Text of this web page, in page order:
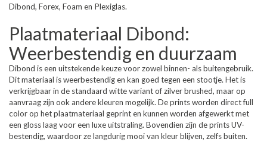
Dibond, Forex, Foam en Plexiglas.
Plaatmateriaal Dibond:
Weerbestendig en duurzaam
Dibond is een uitstekende keuze voor zowel binnen- als buitengebruik.
Dit materiaal is weerbestendig en kan goed tegen een stootje. Het is
verkrijgbaar in de standaard witte variant of zilver brushed, maar op
aanvraag zijn ook andere kleuren mogelijk. De prints worden direct full
color op het plaatmateriaal geprint en kunnen worden afgewerkt met
een gloss laag voor een luxe uitstraling. Bovendien zijn de prints UV-
bestendig, waardoor ze langdurig mooi van kleur blijven, zelfs buiten.